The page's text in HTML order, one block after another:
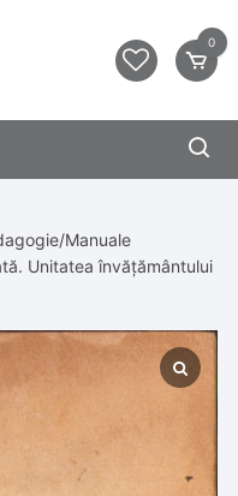
0
Manuale
Unitatea învățământului